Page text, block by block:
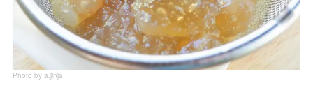
Photo by a.jinja